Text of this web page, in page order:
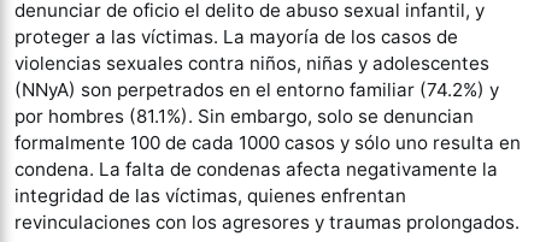
denunciar de oficio el delito de abuso sexual infantil, y
proteger a las víctimas. La mayoría de los casos de
violencias sexuales contra niños, niñas y adolescentes
(NNyA) son perpetrados en el entorno familiar (74.2%) y
por hombres (81.1%). Sin embargo, solo se denuncian
formalmente 100 de cada 1000 casos y sólo uno resulta en
condena. La falta de condenas afecta negativamente la
integridad de las víctimas, quienes enfrentan
revinculaciones con los agresores y traumas prolongados.